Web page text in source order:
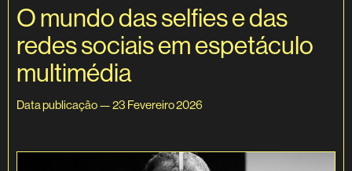
O mundo das selfies e das
redes sociais em espetáculo
multimédia
Data publicação — 23 Fevereiro 2026